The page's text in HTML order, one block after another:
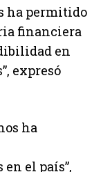
ha permitido
financiera
en
expresó
ha
el país”,